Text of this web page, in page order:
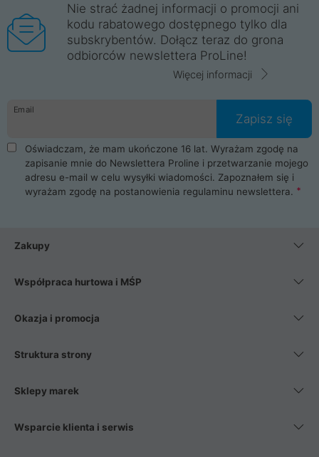
Nie strać żadnej informacji o promocji ani
kodu rabatowego dostępnego tylko dla
subskrybentów. Dołącz teraz do grona
odbiorców newslettera ProLine!
Więcej informacji
Email
Zapisz się
Oświadczam, że mam ukończone 16 lat. Wyrażam zgodę na
zapisanie mnie do Newslettera Proline i przetwarzanie mojego
adresu e-mail w celu wysyłki wiadomości. Zapoznałem się i
wyrażam zgodę na postanowienia regulaminu newslettera.
Zakupy
Współpraca hurtowa i MŚP
Okazja i promocja
Struktura strony
Sklepy marek
Wsparcie klienta i serwis